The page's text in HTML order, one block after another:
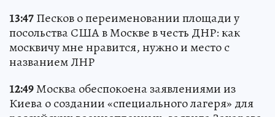
13:47Песков о переименовании площади у
посольства США в Москве в честь ДНР: как
москвичу мне нравится, нужно и место с
названием ЛНР
12:49Москва обеспокоена заявлениями из
Киева о создании «специального лагеря» для